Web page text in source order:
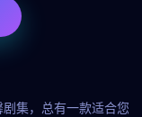
集，总有一款适合您